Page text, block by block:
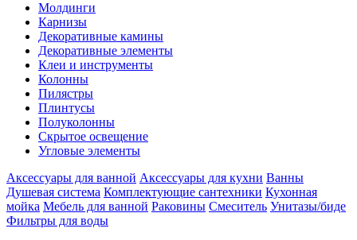
Молдинги
Карнизы
Декоративные камины
Декоративные элементы
Клеи и инструменты
Колонны
Пилястры
Плинтусы
Полуколонны
Скрытое освещение
Угловые элементы
Аксессуары для ванной Аксессуары для кухни Ванны
Душевая система Комплектующие сантехники Кухонная
мойка Мебель для ванной Раковины Смеситель Унитазы/биде
Фильтры для воды